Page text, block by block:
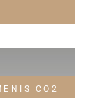
CO2